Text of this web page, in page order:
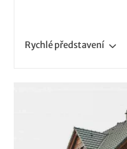
Rychlépředstavení